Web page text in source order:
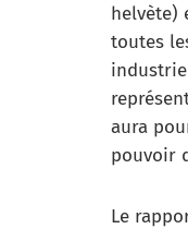
helvète)
toutes
aura
pouvoir
Le